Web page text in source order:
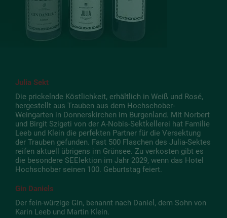
Julia Sekt
Die prickelnde Köstlichkeit, erhältlich in Weiß und Rosé,
hergestellt aus Trauben aus dem Hochschober-
Weingarten in Donnerskirchen im Burgenland. Mit Norbert
und Birgit Szigeti von der A-Nobis-Sektkellerei hat Familie
Leeb und Klein die perfekten Partner für die Versektung
der Trauben gefunden. Fast 500 Flaschen des Julia-Sektes
reifen aktuell übrigens im Grünsee. Zu verkosten gibt es
die besondere SEElektion im Jahr 2029, wenn das Hotel
Hochschober seinen 100. Geburtstag feiert.
Gin Daniels
Der fein-würzige Gin, benannt nach Daniel, dem Sohn von
Karin Leeb und Martin Klein.